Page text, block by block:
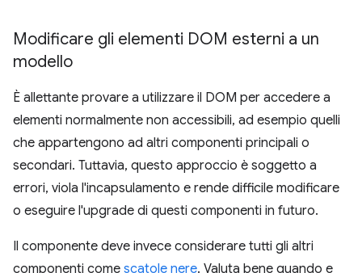
Modificare gli elementi DOM esterni a un
modello
È allettante provare a utilizzare il DOM per accedere a
elementi normalmente non accessibili, ad esempio quelli
che appartengono ad altri componenti principali o
secondari. Tuttavia, questo approccio è soggetto a
errori, viola l'incapsulamento e rende difficile modificare
o eseguire l'upgrade di questi componenti in futuro.
Il componente deve invece considerare tutti gli altri
componenti come scatole nere. Valuta bene quando e